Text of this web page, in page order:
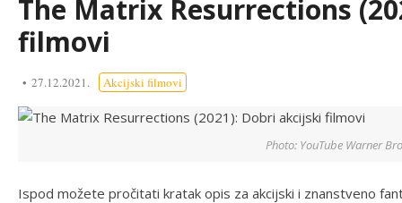
The Matrix Resurrections
filmovi
27.12.2021. Akcijski filmovi
Photo: YouTube Warner
Ispod možete pročitati kratak opis za akcijski i znanstveno